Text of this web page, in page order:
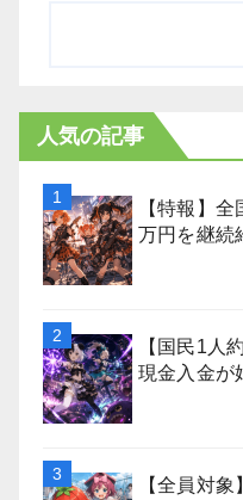
人気の記事
【特報】
万円を継続
【国民1人
現金入金が
【全員対